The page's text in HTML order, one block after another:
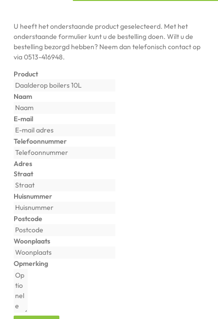
U heeft het onderstaande product geselecteerd. Met het
onderstaande formulier kunt u de bestelling doen. Wilt u de
bestelling bezorgd hebben? Neem dan telefonisch contact op
via 0513-416948.
Product
Naam
E-mail
Telefoonnummer
Adres
Straat
Huisnummer
Postcode
Woonplaats
Opmerking